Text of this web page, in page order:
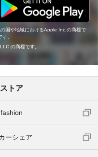
国や地域におけるApple Inc.の商標で
。
の商標です。
トア
ーシェア